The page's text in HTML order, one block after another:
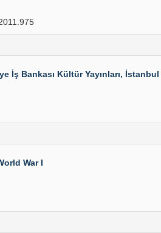
İş Bankası Kültür Yayınları, İstanbul
War I